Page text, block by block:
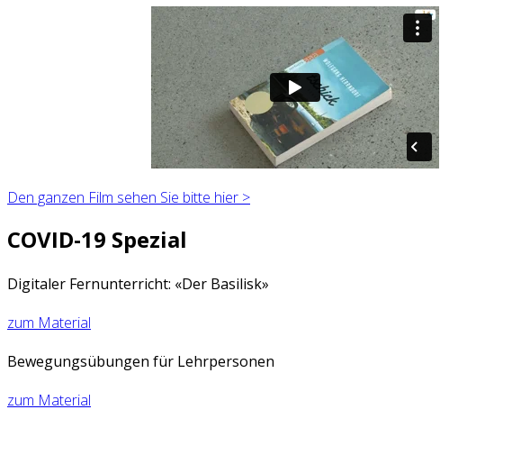
Den ganzen Film sehen Sie bitte hier >
COVID-19 Spezial
Digitaler Fernunterricht: «Der Basilisk»
zum Material
Bewegungsübungen für Lehrpersonen
zum Material